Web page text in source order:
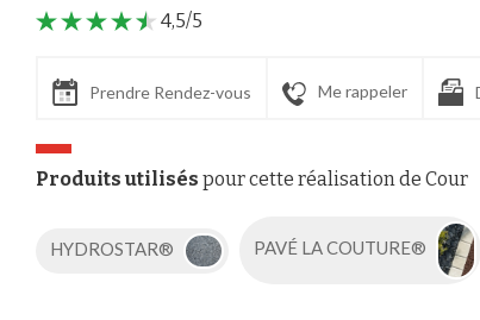
4,5/5
Prendre Rendez-vous Me rappeler
Produits utilisés pour cette réalisation de Cour
HYDROSTAR® PAVÉ LA COUTURE®